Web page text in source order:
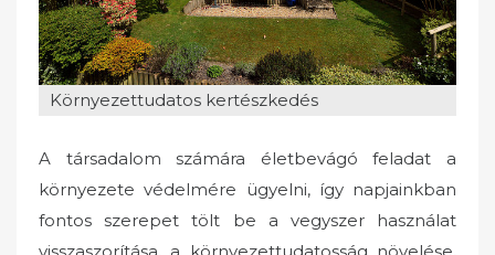
n
Környezettudatos kertészkedés
A társadalom számára életbevágó feladat a
környezete védelmére ügyelni, így napjainkban
fontos szerepet tölt be a vegyszer használat
visszaszorítása, a környezettudatosság növelése,